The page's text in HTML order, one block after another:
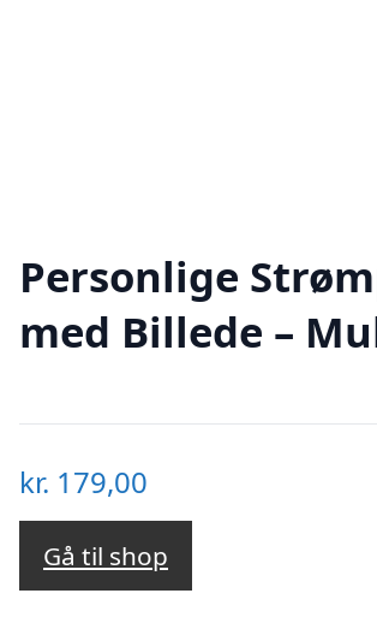
Personlige
med Billede –
kr. 179,00
Gå til shop